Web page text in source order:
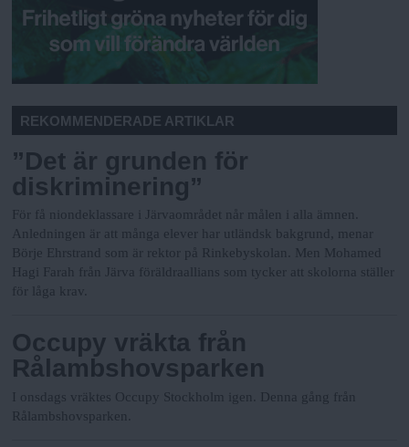
REKOMMENDERADE ARTIKLAR
”Det är grunden för
diskriminering”
För få niondeklassare i Järvaområdet når målen i alla ämnen.
Anledningen är att många elever har utländsk bakgrund, menar
Börje Ehrstrand som är rektor på Rinkebyskolan. Men Mohamed
Hagi Farah från Järva föräldraallians som tycker att skolorna ställer
för låga krav.
Occupy vräkta från
Rålambshovsparken
I onsdags vräktes Occupy Stockholm igen. Denna gång från
Rålambshovsparken.